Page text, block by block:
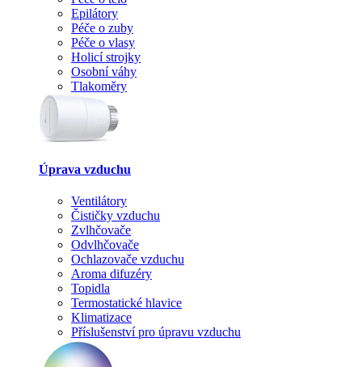
Epilátory
Péče o zuby
Péče o vlasy
Holicí strojky
Osobní váhy
Tlakoměry
Úprava vzduchu
Ventilátory
Čističky vzduchu
Zvlhčovače
Odvlhčovače
Ochlazovače vzduchu
Aroma difuzéry
Topidla
Termostatické hlavice
Klimatizace
Příslušenství pro úpravu vzduchu